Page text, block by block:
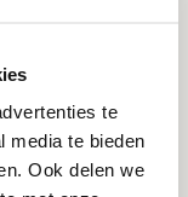
te
media te bieden
Ook delen we